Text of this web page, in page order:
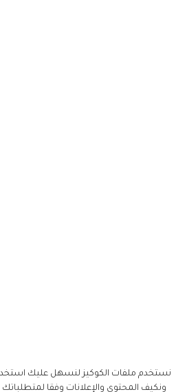
نستخدم ملفات الكوكيز لنسهل عليك
ونكيف المحتوى والإعلانات وفقا